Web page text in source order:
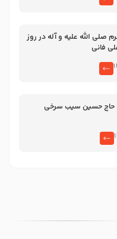
صلی الله علیه و آله در روز
فانی
حاج حسین سیب سرخی